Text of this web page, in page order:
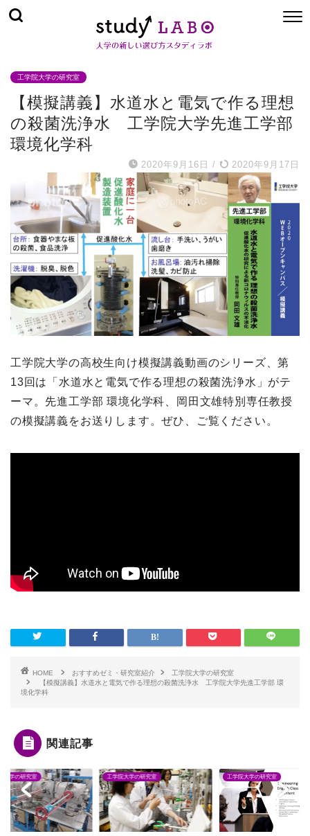
工学院大学の研究室
【模擬講義】水道水と電気で作る理想
の殺菌洗浄水 工学院大学先進工学部
環境化学科
2020年9月16日 / 2020年9月17日
工学院大学の高校生向け模擬講義動画のシリーズ、第
13回は「水道水と電気で作る理想の殺菌洗浄水」がテ
ーマ。先進工学部 環境化学科、岡田文雄特別専任教授
の模擬講義をお送りします。ぜひ、ご覧ください。
HOME おすすめゼミ・研究室紹介
工学院大学の研究室
【模擬講義】水道水と電気で作る理想の殺菌洗浄水 工学院大学先進工学部 環
境化学科
関連記事
大学の研究室 工学院大学の研究室 工学院大学の研究室